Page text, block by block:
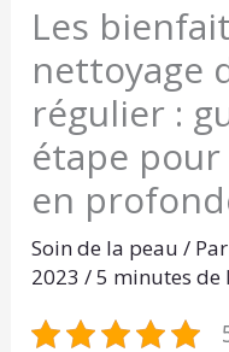
Les
nettoyage
régulier :
étape
en
Soin de la peau /
2023/5 minutes de